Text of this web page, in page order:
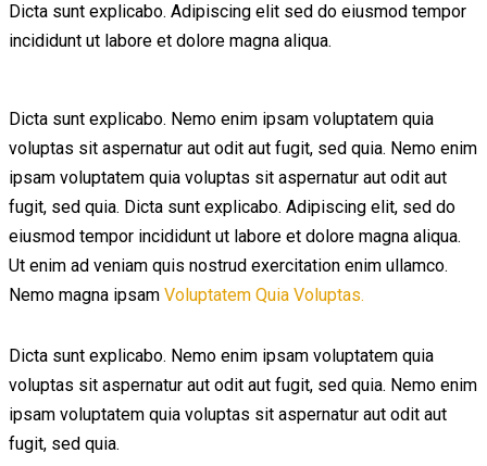
Dicta sunt explicabo. Adipiscing elit sed do eiusmod tempor
incididunt ut labore et dolore magna aliqua.
Dicta sunt explicabo. Nemo enim ipsam voluptatem quia
voluptas sit aspernatur aut odit aut fugit, sed quia. Nemo enim
ipsam voluptatem quia voluptas sit aspernatur aut odit aut
fugit, sed quia. Dicta sunt explicabo. Adipiscing elit, sed do
eiusmod tempor incididunt ut labore et dolore magna aliqua.
Ut enim ad veniam quis nostrud exercitation enim ullamco.
Nemo magna ipsam Voluptatem Quia Voluptas.
Dicta sunt explicabo. Nemo enim ipsam voluptatem quia
voluptas sit aspernatur aut odit aut fugit, sed quia. Nemo enim
ipsam voluptatem quia voluptas sit aspernatur aut odit aut
fugit, sed quia.